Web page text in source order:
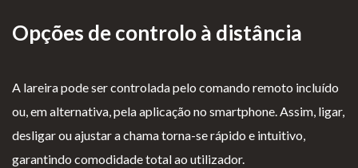
Opções de controlo à distância
A lareira pode ser controlada pelo comando remoto incluído
ou, em alternativa, pela aplicação no smartphone. Assim, ligar,
desligar ou ajustar a chama torna-se rápido e intuitivo,
garantindo comodidade total ao utilizador.